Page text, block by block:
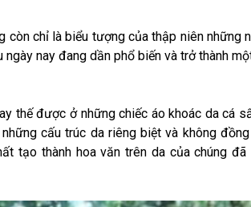
còn chỉ là biểu tượng của thập niên những
nay đang dần phổ biến và trở thành
thế được ở những chiếc áo khoác da cá
cấu trúc da riêng biệt và không
tạo thành hoa văn trên da của chúng đã